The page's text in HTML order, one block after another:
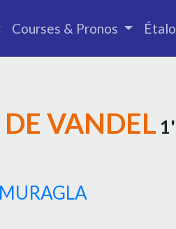
Courses & Pronos
VANDEL
MURAGLA